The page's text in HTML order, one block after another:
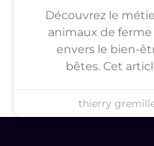
Découvrez le
animaux de
envers le bien-
bêtes. Cet
thierry